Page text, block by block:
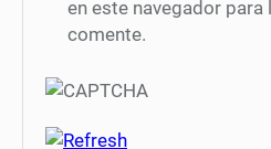
en este navegador para
comente.